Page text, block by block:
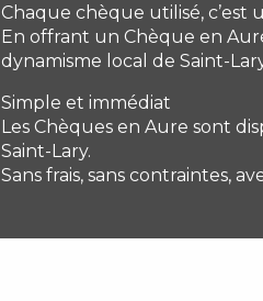
Chaque chèque utilisé, c’est
En offrant un Chèque en
dynamisme local de Saint-
Simple et immédiat
Les Chèques en Aure sont
Saint-Lary.
Sans frais, sans contraintes,